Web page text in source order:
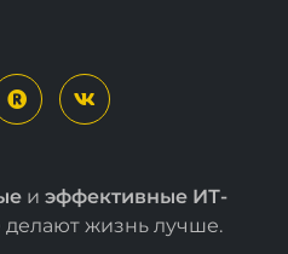
иэффективные ИТ-